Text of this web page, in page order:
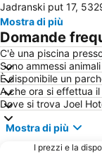
Pudarica
Veli žal
Sahara
Ždrijac
Velebit
Bašćanska ploča
Jadranski put 17,
Mostra di più
Domande
C'è una piscina
Sono ammessi
È disponibile un
A che ora si effettua
Dove si trova Joel
Mostra di più
I prezzi e la